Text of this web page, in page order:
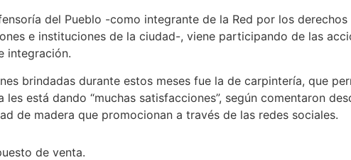
del Pueblo -como integrante de la Red por los
e instituciones de la ciudad-, viene participando de las
integración.
brindadas durante estos meses fue la de carpintería, que
les está dando “muchas satisfacciones”, según comentaron
de madera que promocionan a través de las redes sociales.
de venta.